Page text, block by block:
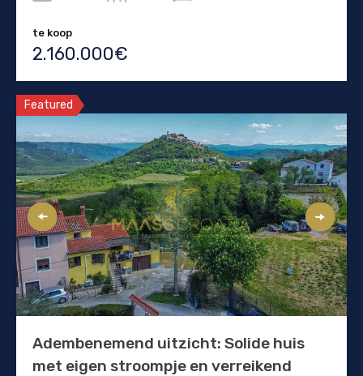
te koop
2.160.000€
Featured
Adembenemend uitzicht: Solide huis
met eigen stroompje en verreikend